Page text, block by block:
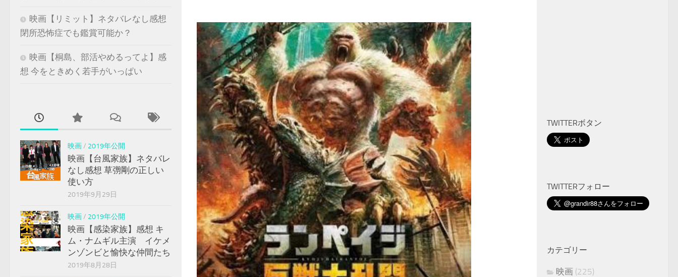
映画【リミット】ネタバレなし感想
閉所恐怖症でも鑑賞可能か？
映画【桐島、部活やめるってよ】感
想 今をときめく若手がいっぱい
映画/ 2019年公開
映画【台風家族】ネタバレ
なし感想 草彅剛の正しい
使い方
2019年9月29日
映画/ 2019年公開
映画【感染家族】感想 キ
ム・ナムギル主演 イケメ
ンゾンビと愉快な仲間たち
2019年8月28日
TWITTERボタン
TWITTERフォロー
カテゴリー
映画 (225)